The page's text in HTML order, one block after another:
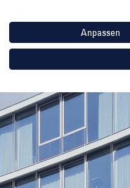
SOCIAL MEDIA
Anpassen